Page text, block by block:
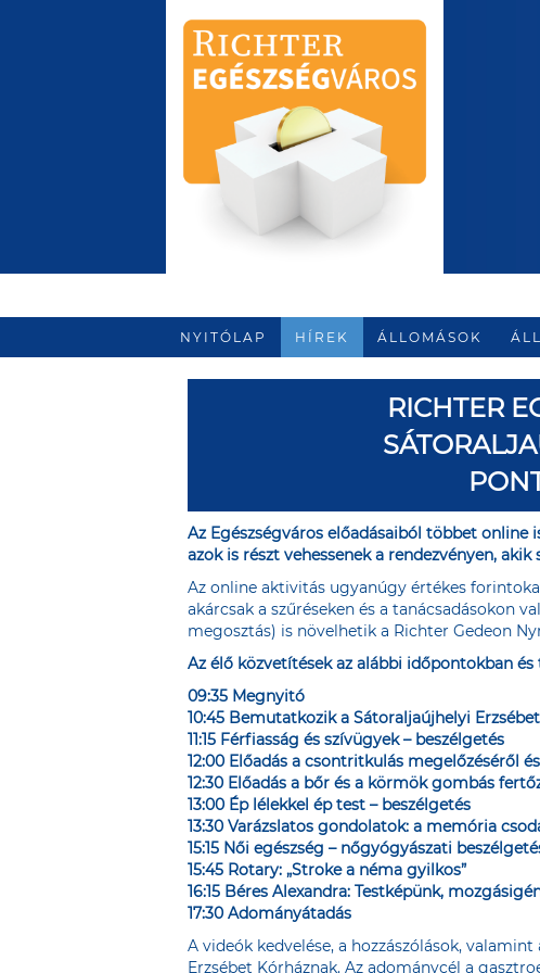
NYITÓLAP HÍREK ÁLLOMÁSOK
RICHTER
Az Egészségváros előadásaiból többet online
azok is részt vehessenek a rendezvényen,
Az online aktivitás ugyanúgy értékes
akárcsak a szűréseken és a tanácsadásokon
megosztás) is növelhetik a Richter Gedeon
Az élő közvetítések az alábbi időpontokban
09:35 Megnyitó
10:45 Bemutatkozik a Sátoraljaújhelyi
11:15 Férfiasság és szívügyek – beszélgetés
12:00 Előadás a csontritkulás megelőzéséről
12:30 Előadás a bőr és a körmök gombás
13:00 Ép lélekkel ép test – beszélgetés
13:30 Varázslatos gondolatok: a memória
15:15 Női egészség – nőgyógyászati
15:45 Rotary: „Stroke a néma gyilkos”
16:15 Béres Alexandra: Testképünk,
17:30 Adományátadás
A videók kedvelése, a hozzászólások,
Erzsébet Kórháznak. Az adománycél a